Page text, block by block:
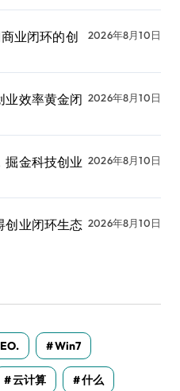
业闭环的创
2026年8月10日
业效率黄金闭 2026年8月10日
掘金科技创业 2026年8月10日
创业闭环生态 2026年8月10日
Win7
云计算 什么